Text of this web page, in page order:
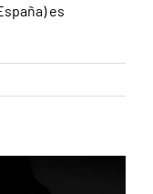
es
Muñoz